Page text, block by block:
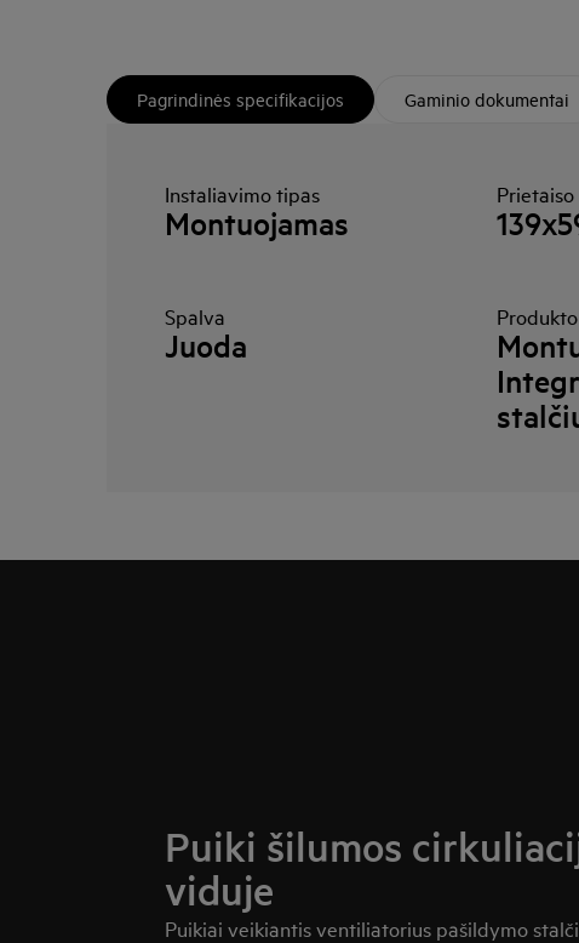
Pagrindinės specifikacijos Gaminio dokumentai
Instaliavimo tipas
Montuojamas
Spalva
Juoda
Puiki šilumos
viduje
Puikiai veikiantis ventiliatorius pašildymo